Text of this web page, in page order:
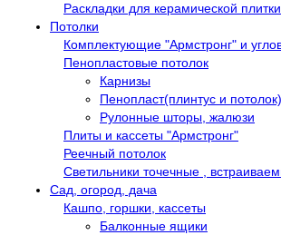
Раскладки для керамической плитки
Потолки
Комплектующие "Армстронг" и
Пенопластовые потолок
Карнизы
Пенопласт(плинтус и потолок)
Рулонные шторы, жалюзи
Плиты и кассеты "Армстронг"
Реечный потолок
Светильники точечные ,
Сад, огород, дача
Кашпо, горшки, кассеты
Балконные ящики